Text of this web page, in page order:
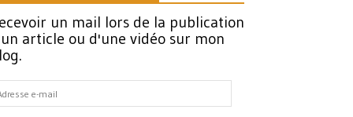
un mail lors de la publication
article ou d'une vidéo sur mon